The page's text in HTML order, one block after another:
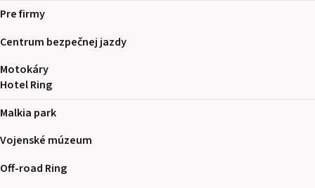
Pre firmy
Centrum bezpečnej jazdy
Motokáry
Hotel Ring
Malkia park
Vojenské múzeum
Off-road Ring